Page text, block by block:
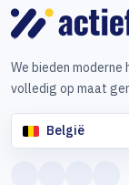
We bieden moderne
volledig op maat
België